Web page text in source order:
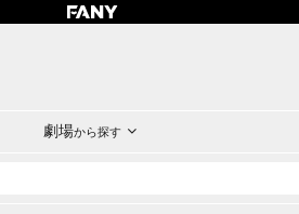
劇場から探す